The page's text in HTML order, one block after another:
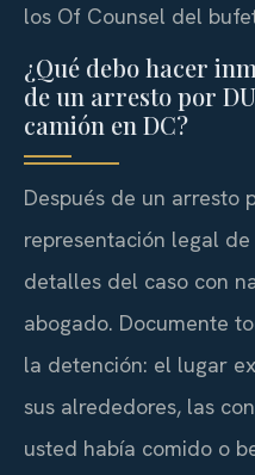
los Of Counsel del
¿Qué debo hacer
de un arresto por
camión en DC?
Después de un arresto
representación legal
detalles del caso con
abogado. Documente
la detención: el lugar
sus alrededores, las
usted había comido o